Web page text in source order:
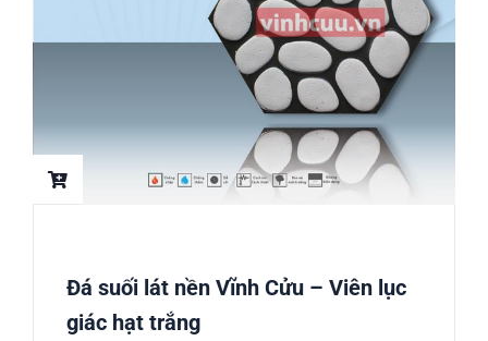
Đá suối lát nền Vĩnh Cửu – Viên lục
giác hạt trắng